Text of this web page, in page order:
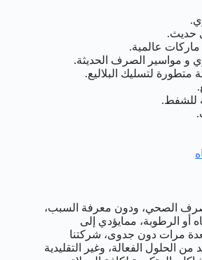
حديث.
عالمية.
و مواسير الصرف الحديثة.
متطورة لتسليك البلاليع.
للشفط.
الصحي، ودون معرفة السبب،
الرطوبة، ممايؤدي إلى
مرات دون جدوى، شركتنا
الحلول الفعالة، وغير التقليدية